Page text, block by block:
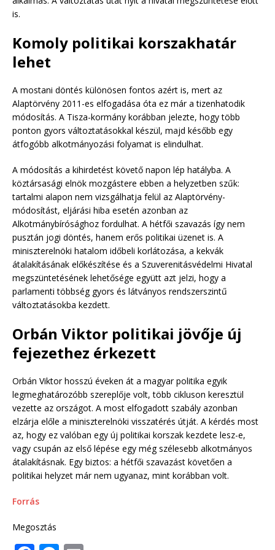
is.
Komoly politikai korszakhatár
lehet
A mostani döntés különösen fontos azért is, mert az
Alaptörvény 2011-es elfogadása óta ez már a tizenhatodik
módosítás. A Tisza-kormány korábban jelezte, hogy több
ponton gyors változtatásokkal készül, majd később egy
átfogóbb alkotmányozási folyamat is elindulhat.
A módosítás a kihirdetést követő napon lép hatályba. A
köztársasági elnök mozgástere ebben a helyzetben szűk:
tartalmi alapon nem vizsgálhatja felül az Alaptörvény-
módosítást, eljárási hiba esetén azonban az
Alkotmánybírósághoz fordulhat. A hétfői szavazás így nem
pusztán jogi döntés, hanem erős politikai üzenet is. A
miniszterelnöki hatalom időbeli korlátozása, a kekvák
átalakításának előkészítése és a Szuverenitásvédelmi Hivatal
megszüntetésének lehetősége együtt azt jelzi, hogy a
parlamenti többség gyors és látványos rendszerszintű
változtatásokba kezdett.
Orbán Viktor politikai jövője új
fejezethez érkezett
Orbán Viktor hosszú éveken át a magyar politika egyik
legmeghatározóbb szereplője volt, több cikluson keresztül
vezette az országot. A most elfogadott szabály azonban
elzárja előle a miniszterelnöki visszatérés útját. A kérdés most
az, hogy ez valóban egy új politikai korszak kezdete lesz-e,
vagy csupán az első lépése egy még szélesebb alkotmányos
átalakításnak. Egy biztos: a hétfői szavazást követően a
politikai helyzet már nem ugyanaz, mint korábban volt.
Forrás
Megosztás